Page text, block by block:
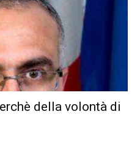
della volontà di